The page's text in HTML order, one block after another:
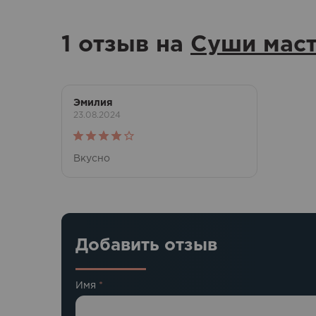
1 отзыв на Суши
Эмилия
23.08.2024
Оценка
Вкусно
Добавить отзыв
Имя *